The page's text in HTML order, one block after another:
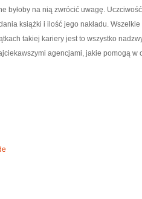
byłoby na nią zwrócić uwagę.
książki i ilość jego nakładu.
takiej kariery jest to wszystko
agencjami, jakie pomogą w